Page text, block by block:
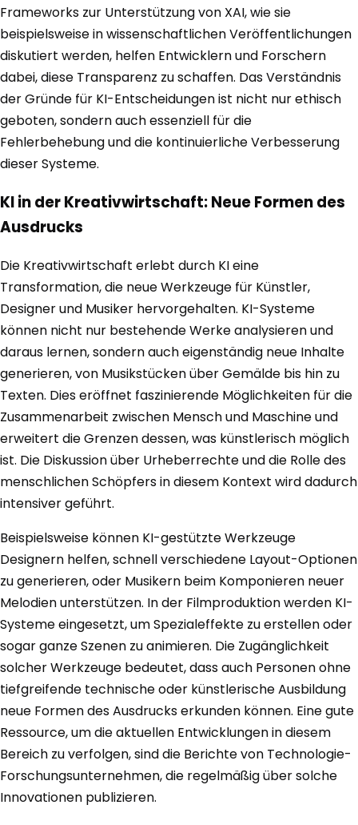
Frameworks zur Unterstützung von XAI, wie sie
beispielsweise in wissenschaftlichen Veröffentlichungen
diskutiert werden, helfen Entwicklern und Forschern
dabei, diese Transparenz zu schaffen. Das Verständnis
der Gründe für KI-Entscheidungen ist nicht nur ethisch
geboten, sondern auch essenziell für die
Fehlerbehebung und die kontinuierliche Verbesserung
dieser Systeme.
KI in der Kreativwirtschaft: Neue Formen des
Ausdrucks
Die Kreativwirtschaft erlebt durch KI eine
Transformation, die neue Werkzeuge für Künstler,
Designer und Musiker hervorgehalten. KI-Systeme
können nicht nur bestehende Werke analysieren und
daraus lernen, sondern auch eigenständig neue Inhalte
generieren, von Musikstücken über Gemälde bis hin zu
Texten. Dies eröffnet faszinierende Möglichkeiten für die
Zusammenarbeit zwischen Mensch und Maschine und
erweitert die Grenzen dessen, was künstlerisch möglich
ist. Die Diskussion über Urheberrechte und die Rolle des
menschlichen Schöpfers in diesem Kontext wird dadurch
intensiver geführt.
Beispielsweise können KI-gestützte Werkzeuge
Designern helfen, schnell verschiedene Layout-Optionen
zu generieren, oder Musikern beim Komponieren neuer
Melodien unterstützen. In der Filmproduktion werden KI-
Systeme eingesetzt, um Spezialeffekte zu erstellen oder
sogar ganze Szenen zu animieren. Die Zugänglichkeit
solcher Werkzeuge bedeutet, dass auch Personen ohne
tiefgreifende technische oder künstlerische Ausbildung
neue Formen des Ausdrucks erkunden können. Eine gute
Ressource, um die aktuellen Entwicklungen in diesem
Bereich zu verfolgen, sind die Berichte von Technologie-
Forschungsunternehmen, die regelmäßig über solche
Innovationen publizieren.